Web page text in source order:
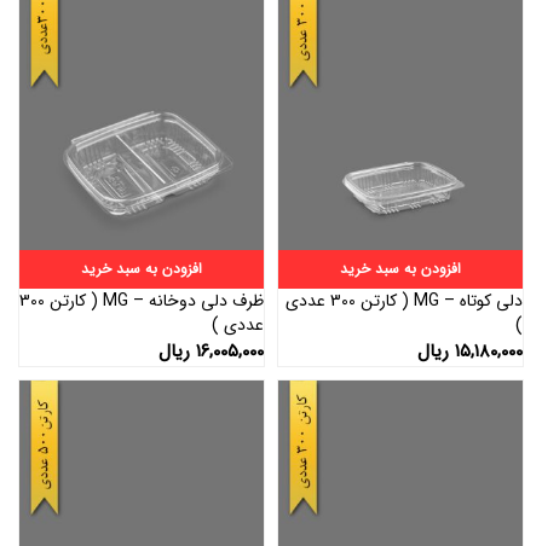
افزودن به سبد خرید
دلی کوتاه – MG ( کارتن 300 عددی
)
۱۵,۱۸۰,۰۰۰ ریال
افزودن به سبد خرید
ظرف دلی دوخانه – MG ( کارتن 300
عددی )
۱۶,۰۰۵,۰۰۰ ریال